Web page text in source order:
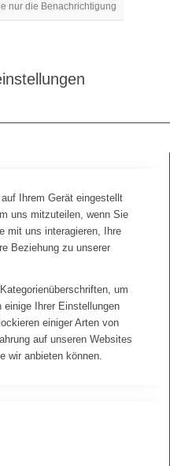
nur die Benachrichtigung
Ihrem Gerät eingestellt
uns mitzuteilen, wenn Sie
mit uns interagieren, Ihre
Beziehung zu unserer
um
einige Ihrer Einstellungen
einiger Arten von
auf unseren Websites
wir anbieten können.